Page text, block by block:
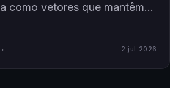
como vetores que mantêm…
2 jul 2026